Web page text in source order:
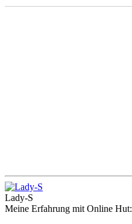
Lady-S
Meine Erfahrung mit Online Hut: